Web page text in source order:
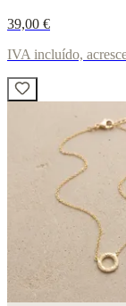
39,00 €
IVA incluído,